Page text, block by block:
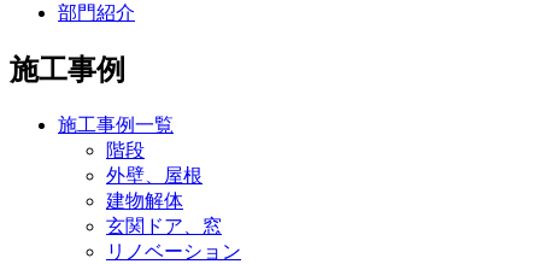
部門紹介
施工事例
施工事例一覧
階段
外壁、屋根
建物解体
玄関ドア、窓
リノベーション